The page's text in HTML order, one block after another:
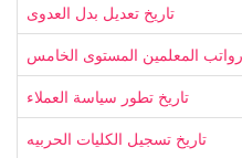
تاريخ تعديل بدل العدوى
رواتب المعلمين المستوى الخامس
تاريخ تطور سياسة العملاء
تاريخ تسجيل الكليات الحربيه